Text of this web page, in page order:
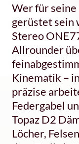
Wer für
gerüstet sein
Stereo
Allrounder
Kinematik –
präzise
Federgabel
Topaz D2
Löcher,